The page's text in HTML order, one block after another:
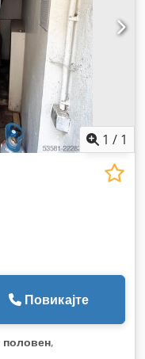
1 / 1
Повикајте
половен,